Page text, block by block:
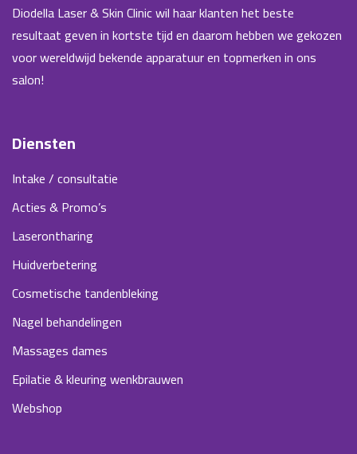
Diodella Laser & Skin Clinic wil haar klanten het beste
resultaat geven in kortste tijd en daarom hebben we gekozen
voor wereldwijd bekende apparatuur en topmerken in ons
salon!
Diensten
Intake / consultatie
Acties & Promo’s
Laserontharing
Huidverbetering
Cosmetische tandenbleking
Nagel behandelingen
Massages dames
Epilatie & kleuring wenkbrauwen
Webshop